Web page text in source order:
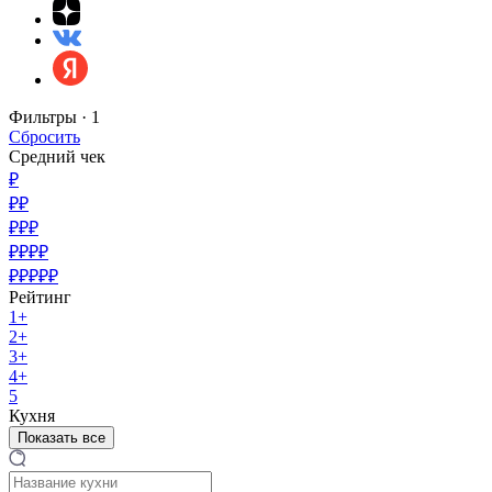
Фильтры · 1
Сбросить
Средний чек
₽
₽₽
₽₽₽
₽₽₽₽
₽₽₽₽₽
Рейтинг
1+
2+
3+
4+
5
Кухня
Показать все